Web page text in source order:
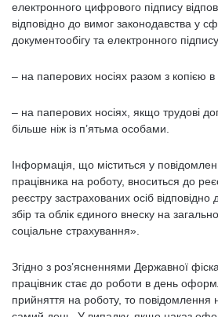
електронного цифрового підпису
відповідно до вимог законодавства у
документообігу та електронного
– на паперових носіях разом з копією
– на паперових носіях, якщо трудові
більше ніж із п’ятьма особами.
Інформація, що міститься у
працівника на роботу, вноситься до
реєстру застрахованих осіб
збір та облік єдиного внеску на
соціальне страхування».
Згідно з роз’ясненнями Державної
працівник стає до роботи в день
прийняття на роботу, то повідомлення